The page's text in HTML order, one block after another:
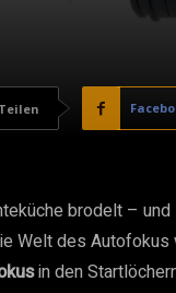
Teilen
brodelt –
Welt des
in den